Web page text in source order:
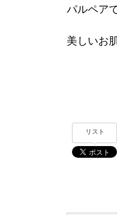
パルペア
美しいお
リスト